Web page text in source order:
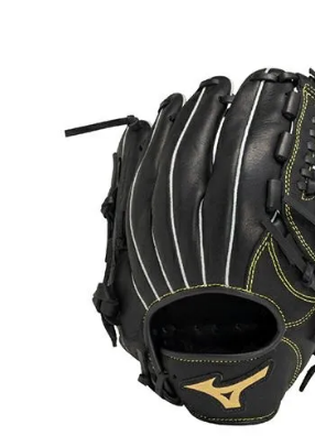
ブランドから選ぶ
SALE品はこちら
INFORMATIOM
ご利用ガイド
お問い合わせ